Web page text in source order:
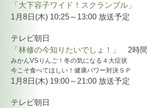
「大下容子ワイド！スクランブル」
1月8日(木) 10:25～13:00 放送予定
テレビ朝日
「林修の今知りたいでしょ！」
2時
みかんVSりんご！冬の気になる４大症状
今こそ食べてほしい！健康パワー対決ＳＰ
1月8日(木) 19:00～21:00 放送予定
テレビ朝日